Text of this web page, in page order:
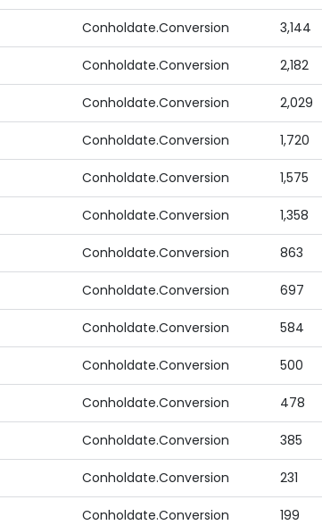
Conholdate.Conversion 3,144
Conholdate.Conversion 2,182
Conholdate.Conversion 2,029
Conholdate.Conversion 1,720
Conholdate.Conversion 1,575
Conholdate.Conversion 1,358
Conholdate.Conversion 863
Conholdate.Conversion 697
Conholdate.Conversion 584
Conholdate.Conversion 500
Conholdate.Conversion 478
Conholdate.Conversion 385
Conholdate.Conversion 231
Conholdate.Conversion 199